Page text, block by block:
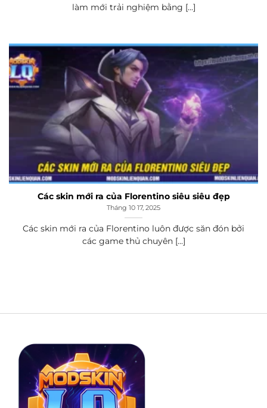
làm mới trải nghiệm bằng [...]
Các skin mới ra của Florentino siêu siêu đẹp
Tháng 10 17, 2025
Các skin mới ra của Florentino luôn được săn đón bởi
các game thủ chuyên [...]